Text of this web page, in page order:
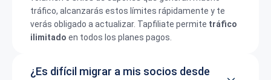
tráfico, alcanzarás estos límites rápidamente y te
verás obligado a actualizar. Tapfiliate permite tráfico
ilimitado en todos los planes pagos.
¿Es difícil migrar a mis socios desde